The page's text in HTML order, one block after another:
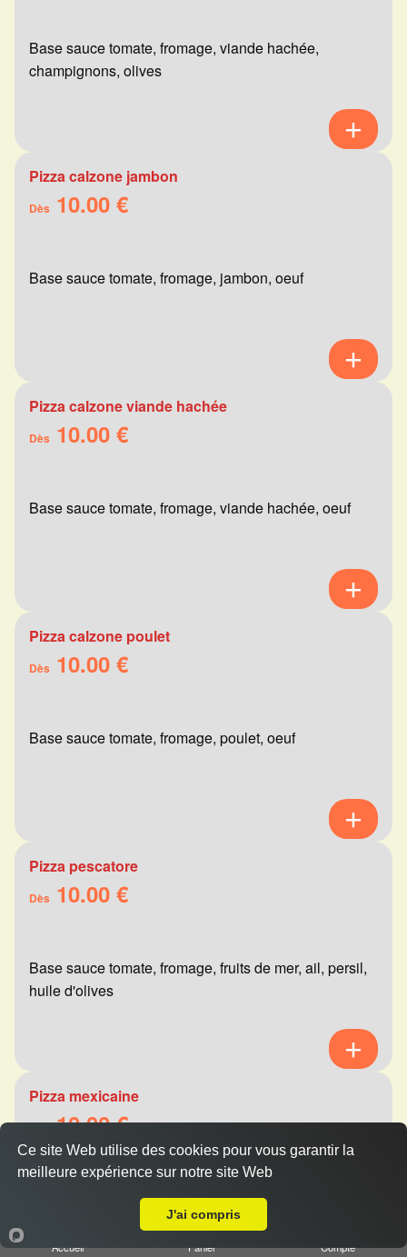
Base sauce tomate, fromage, viande hachée,
champignons, olives
Pizza calzone jambon
Dès 10.00 €
Base sauce tomate, fromage, jambon, oeuf
Pizza calzone viande hachée
Dès 10.00 €
Base sauce tomate, fromage, viande hachée, oeuf
Pizza calzone poulet
Dès 10.00 €
Base sauce tomate, fromage, poulet, oeuf
Pizza pescatore
Dès 10.00 €
Base sauce tomate, fromage, fruits de mer, ail, persil,
huile d'olives
Pizza mexicaine
Dès10.00 €
Base sauce tomate, fromage, viande hachée,
merguez, champignons, poivrons
Accueil Panier Compte
Ce site Web utilise des cookies pour vous garantir la
meilleure expérience sur notre site Web
J'ai compris